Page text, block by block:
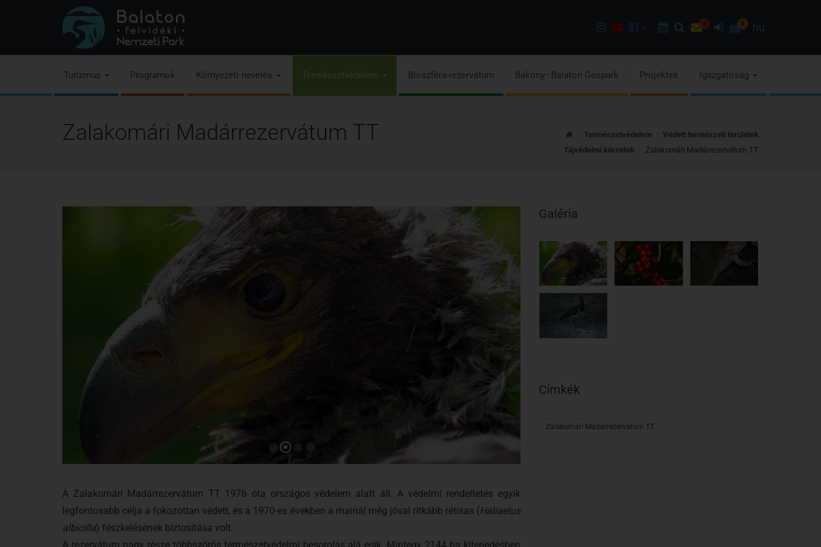
Instagram
YoutubeFacebookProgramok
Keresés
Hírlevél
1 Bejelentkezés
0 hu
Turizmus Programok Környezeti nevelés Természetvédelem Bioszféra-rezervátum Bakony–Balaton Geopark Projektek Igazgatóság
Zalakomári Madárrezervátum TT Kezdőoldal
Természetvédelem
Védett természeti területek
Tájvédelmi körzetek
Zalakomári Madárrezervátum TT
A Zalakomári Madárrezervátum TT 1976 óta országos védelem alatt áll. A védelmi rendeltetés egyik
legfontosabb célja a fokozottan védett, és a 1970-es években a mainál még jóval ritkább rétisas (Haliaetus
albicilla) fészkelésének biztosítása volt.
Galéria
Címkék
Zalakomári Madárrezervátum TT